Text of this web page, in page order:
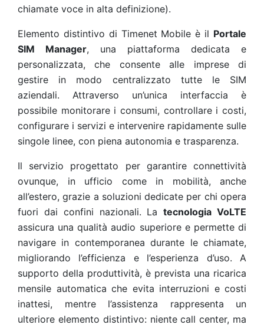
chiamate voce in alta definizione).
Elemento distintivo di Timenet Mobile è il Portale
SIM Manager, una piattaforma dedicata e
personalizzata, che consente alle imprese di
gestire in modo centralizzato tutte le SIM
aziendali. Attraverso un’unica interfaccia è
possibile monitorare i consumi, controllare i costi,
configurare i servizi e intervenire rapidamente sulle
singole linee, con piena autonomia e trasparenza.
Il servizio progettato per garantire connettività
ovunque, in ufficio come in mobilità, anche
all’estero, grazie a soluzioni dedicate per chi opera
fuori dai confini nazionali. Latecnologia VoLTE
assicura una qualità audio superiore e permette di
navigare in contemporanea durante le chiamate,
migliorando l’efficienza e l’esperienza d’uso. A
supporto della produttività, è prevista una ricarica
mensile automatica che evita interruzioni e costi
inattesi, mentre l’assistenza rappresenta un
ulteriore elemento distintivo: niente call center, ma